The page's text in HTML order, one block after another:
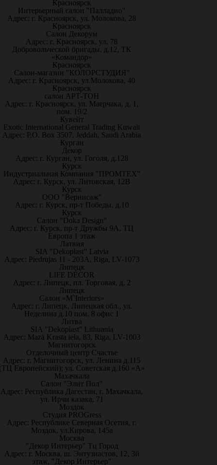
Красноярск
Интерьерный салон "Палладио"
Адрес: г. Красноярск, ул. Молокова, 28
Красноярск
Салон Декорум
Адрес: г. Красноярск, ул. 78
Добровольческой бригады, д.12, ТК
«Командор»
Красноярск
Салон-магазин "КОЛОРСТУДИЯ"
Адрес: г. Красноярск, ул.Молокова, 40
Красноярск
салон АРТ-ТОН
Адрес: г. Красноярск, ул. Маерчака, д. 1,
пом. 19/2
Кувейт
Exotic International General Trading Kuwait
Адрес: P.O. Box 3507, Jeddah, Saudi Arabia
Курган
Декор
Адрес: г. Курган, ул. Гоголя, д.128
Курск
Индустриальная Компания "ПРОМТЕХ"
Адрес: г. Курск, ул. Литовская, 12В
Курск
ООО "Вернисаж"
Адрес: г. Курск, пр-т Победы, д.10
Курск
Салон "Doka Design"
Адрес: г. Курск, пр-т Дружбы 9А, ТЦ
Европа 1 этаж
Латвия
SIA "Dekoplast" Latvia
Адрес: Piedrujas 11 - 203A, Riga, LV-1073
Липецк
LIFE DÉCOR
Адрес: г. Липецк, пл. Торговая, д. 2
Липецк
Салон «M`Interiors»
Адрес: г. Липецк, Липецкая обл., ул.
Неделина д.10 пом. 8 офис 1
Литва
SIA "Dekoplast" Lithuania
Адрес: Mazā Krasta iela, 83, Rīga, LV-1003
Магнитогорск
Отделочный центр Счастье
Адрес: г. Магнитогорск, ул. Ленина д.115
Европейский); ул. Советская д.160 «А»
Махачкала
Салон "Элит Пол"
Адрес: Республика Дагестан, г. Махачкала,
ул. Ирчи казака, 71
Моздок
Студия PROGress
Адрес: Республике Северная Осетия, г.
Моздок, ул.Кирова, 145а
Москва
"Декор Интерьер" Тц Город
Адрес: г. Москва, ш. Энтузиастов, 12, 3й
этаж, "Декор Интерьер"